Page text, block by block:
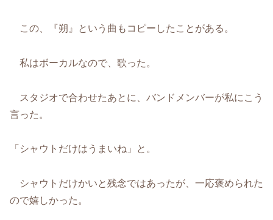
この、『朔』という曲もコピーしたことがある。
私はボーカルなので、歌った。
スタジオで合わせたあとに、バンドメンバーが私にこう
言った。
「シャウトだけはうまいね」と。
シャウトだけかいと残念ではあったが、一応褒められた
ので嬉しかった。